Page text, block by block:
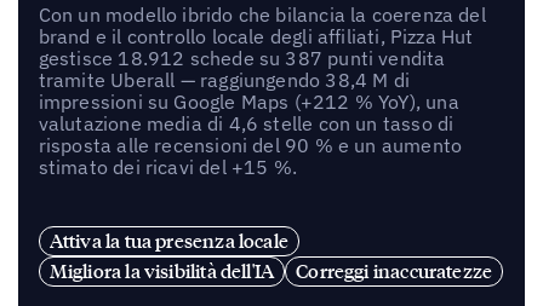
Con un modello ibrido che bilancia la coerenza del
brand e il controllo locale degli affiliati, Pizza Hut
gestisce 18.912 schede su 387 punti vendita
tramite Uberall — raggiungendo 38,4 M di
impressioni su Google Maps (+212 % YoY), una
valutazione media di 4,6 stelle con un tasso di
risposta alle recensioni del 90 % e un aumento
stimato dei ricavi del +15 %.
Attiva la tua presenza locale
Migliora la visibilità dell'IA
Correggi inaccuratezze